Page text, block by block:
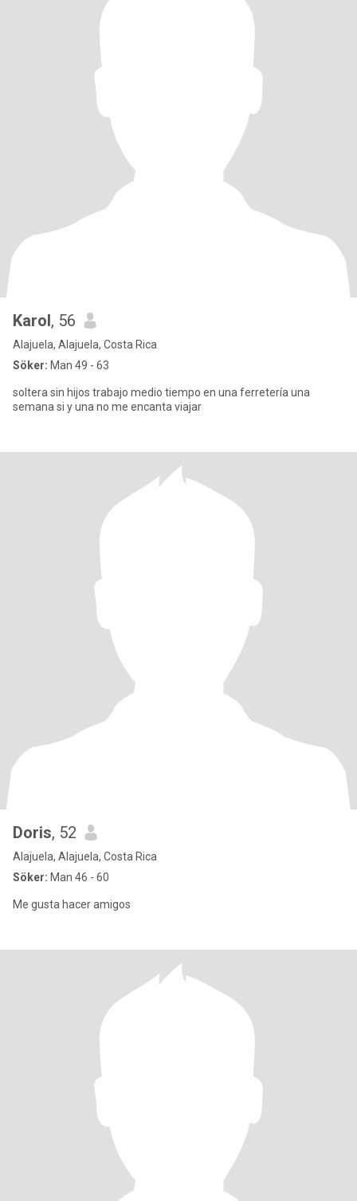
Karol, 56
Alajuela, Alajuela, Costa Rica
Söker: Man 49 - 63
soltera sin hijos trabajo medio tiempo en una ferretería una
semana si y una no me encanta viajar
Doris, 52
Alajuela, Alajuela, Costa Rica
Söker: Man 46 - 60
Me gusta hacer amigos